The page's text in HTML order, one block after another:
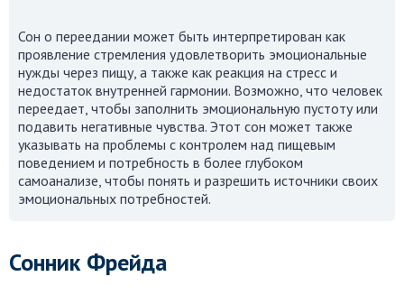
Сон о переедании может быть интерпретирован как
проявление стремления удовлетворить эмоциональные
нужды через пищу, а также как реакция на стресс и
недостаток внутренней гармонии. Возможно, что человек
переедает, чтобы заполнить эмоциональную пустоту или
подавить негативные чувства. Этот сон может также
указывать на проблемы с контролем над пищевым
поведением и потребность в более глубоком
самоанализе, чтобы понять и разрешить источники своих
эмоциональных потребностей.
Сонник Фрейда